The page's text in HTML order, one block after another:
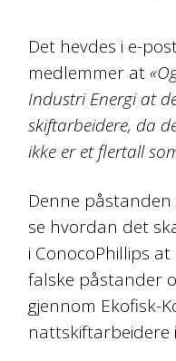
Det hevdes i e-
medlemmer at
Industri Energi at
skiftarbeidere, da
ikke er et flertall
Denne
se hvordan det
i ConocoPhillips
falske påstander
gjennom Ekofisk-
nattskiftarbeidere